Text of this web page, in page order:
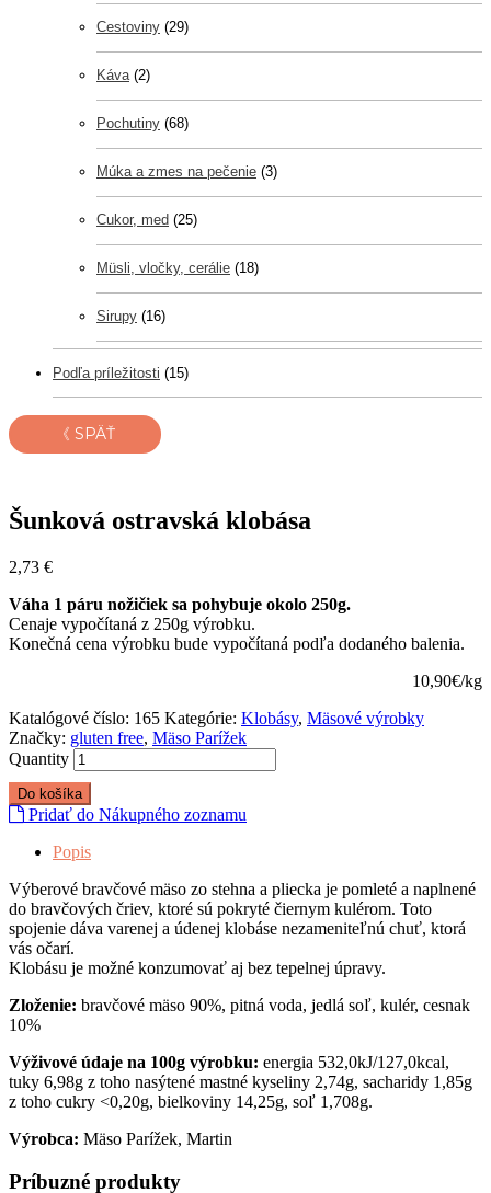
Cestoviny (29)
Káva (2)
Pochutiny (68)
Múka a zmes na pečenie (3)
Cukor, med (25)
Müsli, vločky, cerálie (18)
Sirupy (16)
Podľa príležitosti (15)
《 SPÄŤ
Šunková ostravská klobása
2,73 €
Váha 1 páru nožičiek sa pohybuje okolo 250g.
Cenaje vypočítaná z 250g výrobku.
Konečná cena výrobku bude vypočítaná podľa dodaného balenia.
10,90€/kg
Katalógové číslo: 165 Kategórie: Klobásy, Mäsové výrobky
Značky: gluten free, Mäso Parížek
Quantity
Do košíka
Pridať do Nákupného zoznamu
Popis
Výberové bravčové mäso zo stehna a pliecka je pomleté a naplnené
do bravčových čriev, ktoré sú pokryté čiernym kulérom. Toto
spojenie dáva varenej a údenej klobáse nezameniteľnú chuť, ktorá
vás očarí.
Klobásu je možné konzumovať aj bez tepelnej úpravy.
Zloženie: bravčové mäso 90%, pitná voda, jedlá soľ, kulér, cesnak
10%
Výživové údaje na 100g výrobku: energia 532,0kJ/127,0kcal,
tuky 6,98g z toho nasýtené mastné kyseliny 2,74g, sacharidy 1,85g
z toho cukry <0,20g, bielkoviny 14,25g, soľ 1,708g.
Výrobca: Mäso Parížek, Martin
Príbuzné produkty